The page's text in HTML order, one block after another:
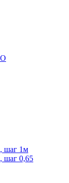
шаг 1м
шаг 0,65